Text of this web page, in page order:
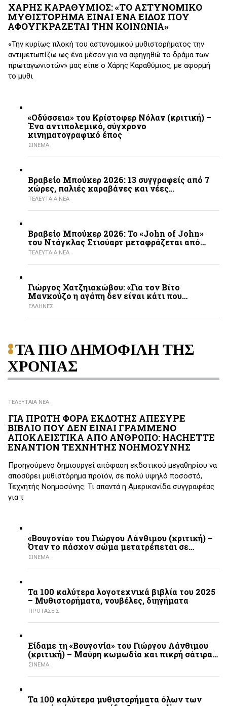
ΧΑΡΗΣ ΚΑΡΑΘΥΜΙΟΣ: «ΤΟ ΑΣΤΥΝΟΜΙΚΟ
ΜΥΘΙΣΤΟΡΗΜΑ ΕΙΝΑΙ ΕΝΑ ΕΙΔΟΣ ΠΟΥ
ΑΦΟΥΓΚΡΑΖΕΤΑΙ ΤΗΝ ΚΟΙΝΩΝΙΑ»
«Την κυρίως πλοκή του αστυνομικού μυθιστορήματος την
αντιμετωπίζω ως ένα μέσον για να αφηγηθώ το δράμα των
πρωταγωνιστών» μας είπε ο Χάρης Καραθύμιος, με αφορμή
το μυθι
«Οδύσσεια» του Κρίστοφερ Νόλαν (κριτική) –
Ένα αντιπολεμικό, σύγχρονο
κινηματογραφικό έπος
ΣΙΝΕΜΑ
Βραβείο Μπούκερ 2026: 13 συγγραφείς από 7
χώρες, παλιές καραβάνες και νέες…
ΤΕΛΕΥΤΑΙΑ ΝΕΑ
Βραβείο Μπούκερ 2026: Το «John of John»
του Ντάγκλας Στιούαρτ μεταφράζεται από…
ΤΕΛΕΥΤΑΙΑ ΝΕΑ
Γιώργος Χατζηιακώβου: «Για τον Βίτο
Μανκούζο η αγάπη δεν είναι κάτι που…
ΕΛΛΗΝΕΣ
ΤΑ ΠΙΟ ΔΗΜΟΦΙΛΗ ΤΗΣ
ΧΡΟΝΙΑΣ
ΤΕΛΕΥΤΑΙΑ ΝΕΑ
ΓΙΑ ΠΡΩΤΗ ΦΟΡΑ ΕΚΔΟΤΗΣ ΑΠΕΣΥΡΕ
ΒΙΒΛΙΟ ΠΟΥ ΔΕΝ ΕΙΝΑΙ ΓΡΑΜΜΕΝΟ
ΑΠΟΚΛΕΙΣΤΙΚΑ ΑΠΟ ΑΝΘΡΩΠΟ: HACHETTE
ΕΝΑΝΤΙΟΝ ΤΕΧΝΗΤΗΣ ΝΟΗΜΟΣΥΝΗΣ
Προηγούμενο δημιουργεί απόφαση εκδοτικού μεγαθηρίου να
αποσύρει μυθιστόρημα προϊόν, σε πολύ υψηλό ποσοστό,
Τεχνητής Νοημοσύνης. Τι απαντά η Αμερικανίδα συγγραφέας
για τ
«Βουγονία» του Γιώργου Λάνθιμου (κριτική) –
Όταν το πάσχον σώμα μετατρέπεται σε…
ΣΙΝΕΜΑ
Τα 100 καλύτερα λογοτεχνικά βιβλία του 2025
– Mυθιστορήματα, νουβέλες, διηγήματα
ΠΡΟΤΑΣΕΙΣ
Είδαμε τη «Βουγονία» του Γιώργου Λάνθιμου
(κριτική) – Μαύρη κωμωδία και πικρή σάτιρα…
ΣΙΝΕΜΑ
Τα 100 καλύτερα μυθιστορήματα όλων των